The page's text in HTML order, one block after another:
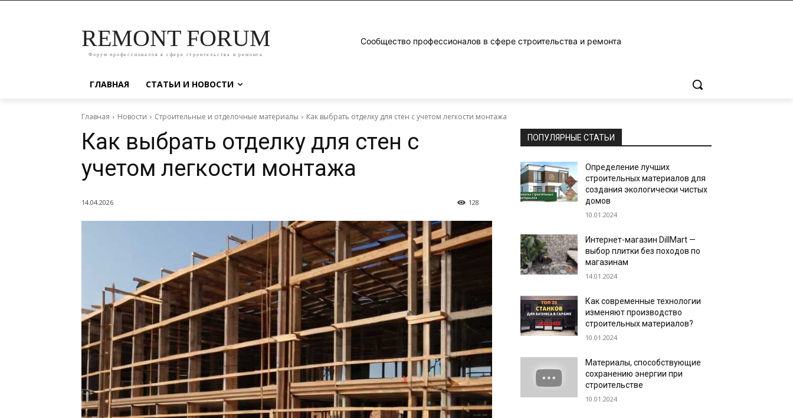
REMONT FORUM
Форум профессионалов в сфере строительства и ремонта
Сообщество профессионалов в сфере строительства и ремонта
ГЛАВНАЯ СТАТЬИ И НОВОСТИ
Главная Новости Строительные и отделочные материалы Как выбрать отделку для стен с учетом легкости монтажа
Как выбрать отделку для стен с
учетом легкости монтажа
14.04.2026 128
ПОПУЛЯРНЫЕ СТАТЬИ
Определение лучших
строительных материалов для
создания экологически чистых
домов
10.01.2024
Интернет-магазин DillMart —
выбор плитки без походов по
магазинам
14.01.2024
Как современные технологии
изменяют производство
строительных материалов?
10.01.2024
Материалы, способствующие
сохранению энергии при
строительстве
10.01.2024